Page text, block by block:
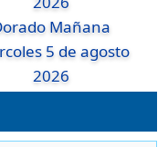
Mañana
5 de agosto
2026